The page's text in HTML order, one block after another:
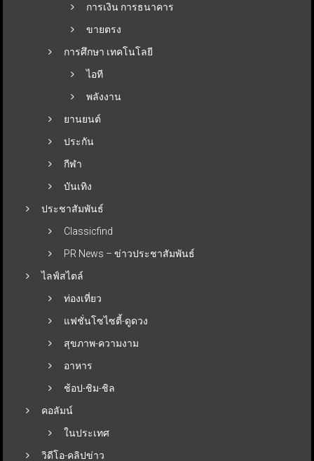
การเงิน การธนาคาร
ขายตรง
การศึกษา เทคโนโลยี
ไอที
พลังงาน
ยานยนต์
ประกัน
กีฬา
บันเทิง
ประชาสัมพันธ์
Classicfind
PR News – ข่าวประชาสัมพันธ์
ไลฟ์สไตล์
ท่องเที่ยว
แฟชั่นโซไซตี้-ดูดวง
สุขภาพ-ความงาม
อาหาร
ช้อป-ชิม-ชิล
คอลัมน์
ในประเทศ
วิดีโอ-คลิปข่าว